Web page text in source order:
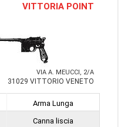
VITTORIA POINT
VIA A. MEUCCI, 2/A
31029 VITTORIO VENETO
Arma Lunga
Canna liscia